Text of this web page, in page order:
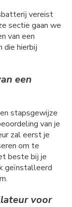
vereist
sectie gaan we
van een
die hierbij
een
stapsgewijze
van je
zal eerst je
om te
beste bij je
geïnstalleerd
voor